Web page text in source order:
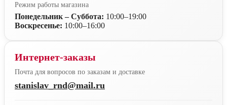
Режим работы магазина
Понедельник – Суббота: 10:00–19:00
Воскресенье: 10:00–16:00
Интернет-заказы
Почта для вопросов по заказам и доставке
stanislav_rnd@mail.ru